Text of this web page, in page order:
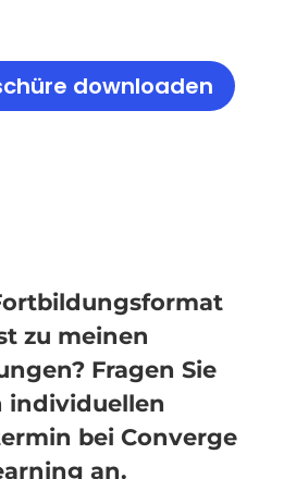
downloaden
zu meinen
Fragen Sie
individuellen
bei Converge
an.